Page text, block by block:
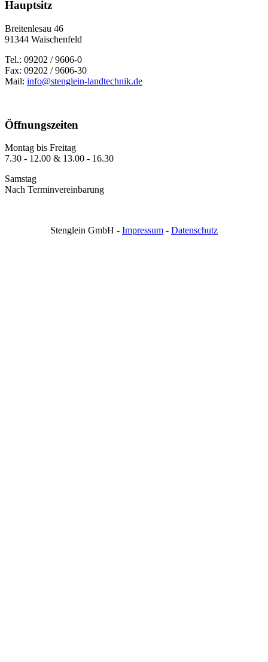
Hauptsitz
Brei­ten­le­sau 46
91344 Wai­schen­feld
Tel.: 09202 / 9606-0
Fax: 09202 / 9606-30
Mail: info@stenglein-landtechnik.de
Öffnungszeiten
Montag bis Freitag
7.30 - 12.00 & 13.00 - 16.30
Samstag
Nach Terminvereinbarung
Stenglein GmbH - Impressum - Datenschutz